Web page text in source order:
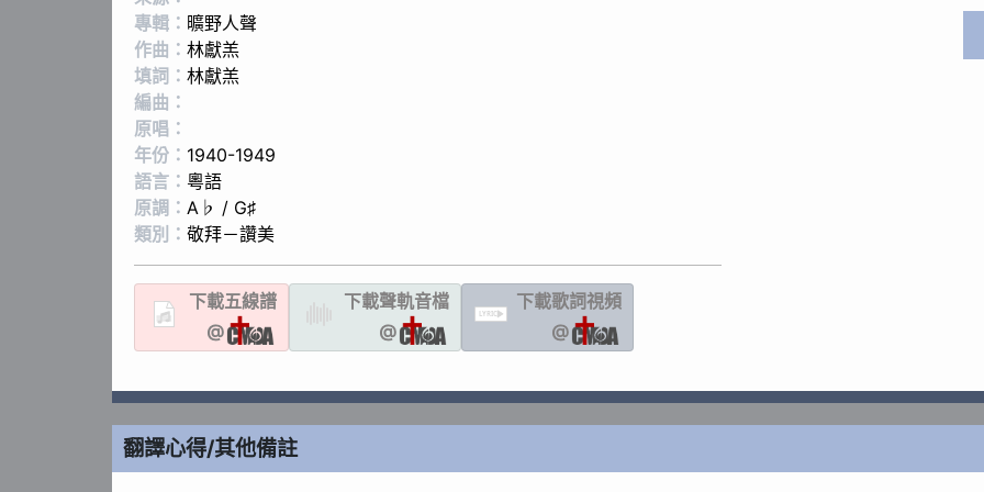
專輯： 曠野人聲
作曲： 林獻羔
填詞： 林獻羔
編曲：
原唱：
年份： 1940-1949
語言： 粵語
原調： A♭ / G♯
類別： 敬拜－讚美
下載五線譜
@
下載聲軌音檔
@
LYRIC
下載歌詞視頻
@
翻譯心得/其他備註